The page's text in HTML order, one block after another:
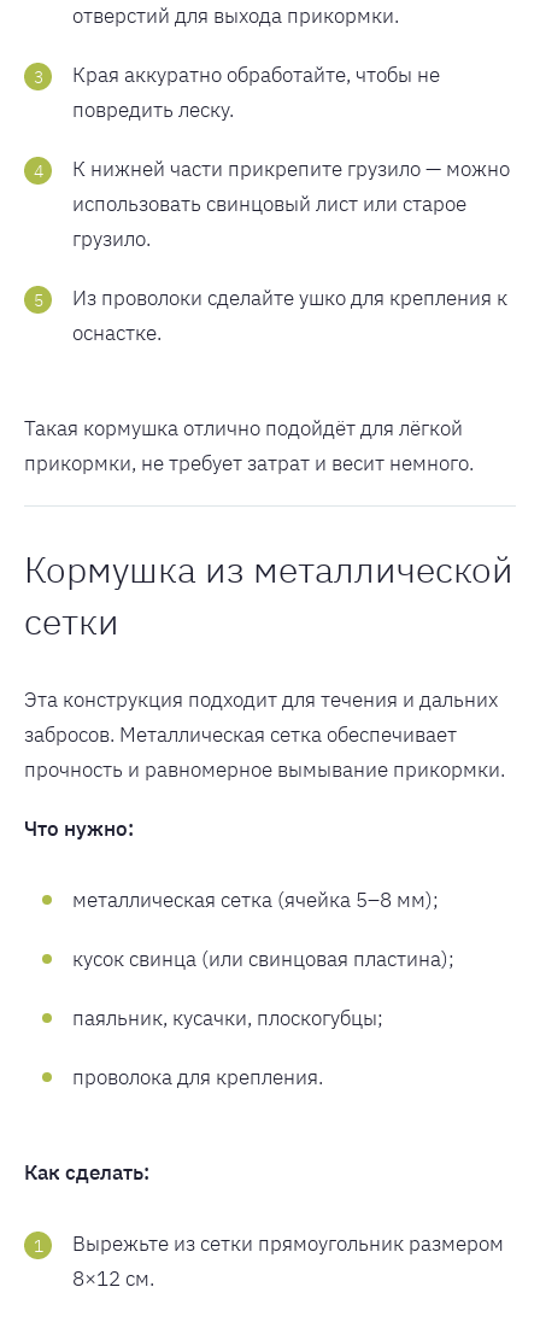
отверстий для выхода прикормки.
Края аккуратно обработайте, чтобы не
повредить леску.
К нижней части прикрепите грузило — можно
использовать свинцовый лист или старое
грузило.
Из проволоки сделайте ушко для крепления к
оснастке.
Такая кормушка отлично подойдёт для лёгкой
прикормки, не требует затрат и весит немного.
Кормушка из металлической
сетки
Эта конструкция подходит для течения и дальних
забросов. Металлическая сетка обеспечивает
прочность и равномерное вымывание прикормки.
Что нужно:
металлическая сетка (ячейка 5–8 мм);
кусок свинца (или свинцовая пластина);
паяльник, кусачки, плоскогубцы;
проволока для крепления.
Как сделать:
Вырежьте из сетки прямоугольник размером
8×12 см.